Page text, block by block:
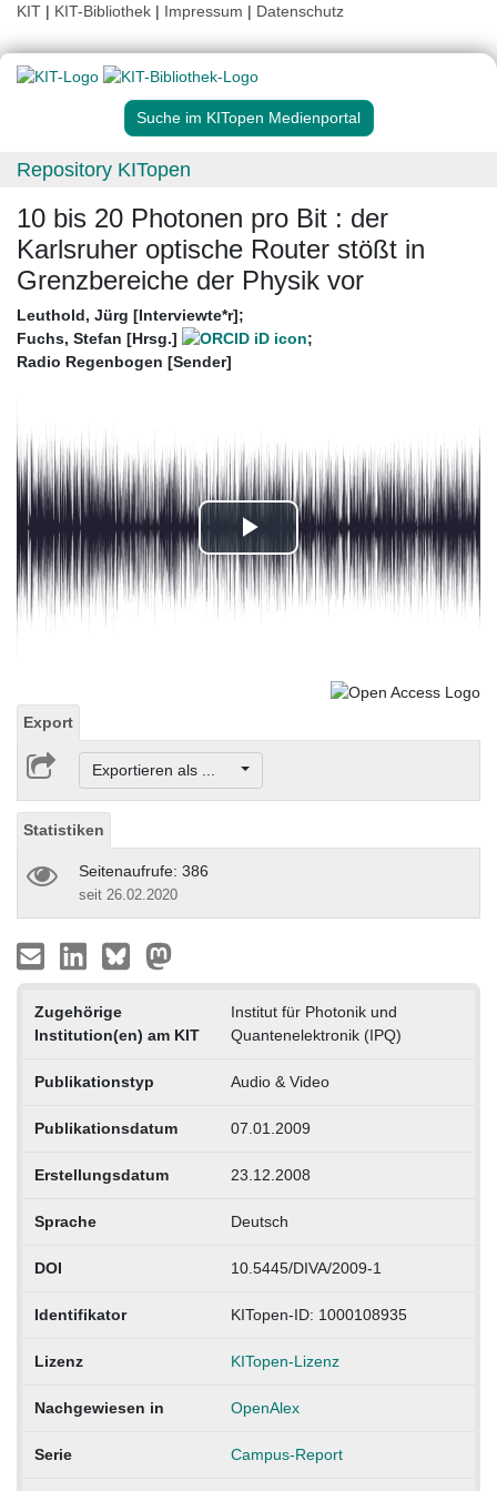
KIT | KIT-Bibliothek | Impressum | Datenschutz
Suche im KITopen Medienportal
Repository KITopen
10 bis 20 Photonen pro Bit : der
Karlsruher optische Router stößt in
Grenzbereiche der Physik vor
Leuthold, Jürg [Interviewte*r];
Fuchs, Stefan [Hrsg.]
;
Radio Regenbogen [Sender]
Play
Video
Export
Exportieren als ...
Statistiken
Seitenaufrufe: 386
seit 26.02.2020
Zugehörige
Institution(en) am KIT
Institut für Photonik und
Quantenelektronik (IPQ)
Publikationstyp Audio & Video
Publikationsdatum 07.01.2009
Erstellungsdatum 23.12.2008
Sprache Deutsch
DOI 10.5445/DIVA/2009-1
Identifikator KITopen-ID: 1000108935
Lizenz KITopen-Lizenz
Nachgewiesen in OpenAlex
Serie Campus-Report